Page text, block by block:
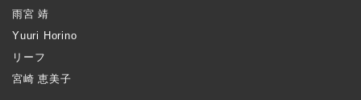
雨宮 靖
Yuuri Horino
リーフ
宮崎 恵美子